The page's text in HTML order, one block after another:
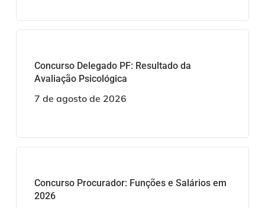
Concurso Delegado PF: Resultado da
Avaliação Psicológica
7 de agosto de 2026
Concurso Procurador: Funções e Salários em
2026